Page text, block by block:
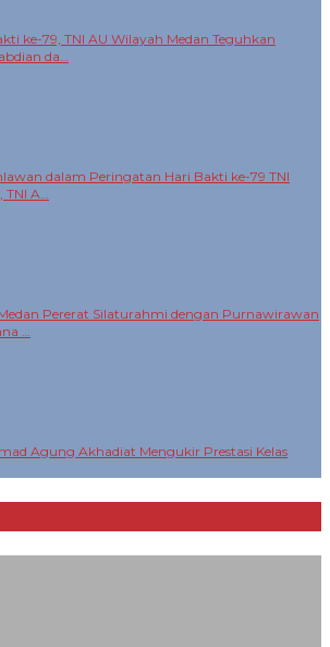
ke-79, TNI AU Wilayah Medan Teguhkan
da…
dalam Peringatan Hari Bakti ke-79 TNI
A…
Pererat Silaturahmi dengan Purnawirawan
…
Agung Akhadiat Mengukir Prestasi Kelas